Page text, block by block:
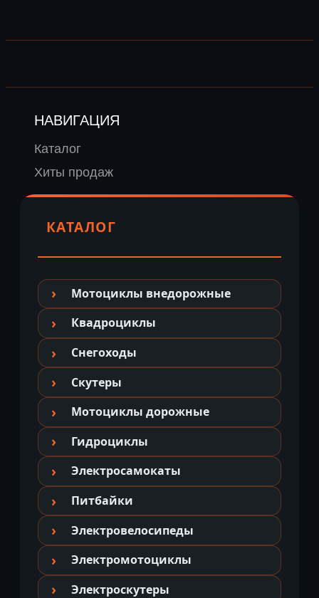
НАВИГАЦИЯ
Каталог
Хиты продаж
КАТАЛОГ
Мотоциклы внедорожные
Квадроциклы
Снегоходы
Скутеры
Мотоциклы дорожные
Гидроциклы
Электросамокаты
Питбайки
Электровелосипеды
Электромотоциклы
Электроскутеры